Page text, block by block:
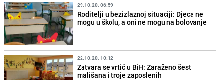
29.10.20. 06:59
Roditelji u bezizlaznoj situaciji: Djeca ne
mogu u školu, a oni ne mogu na bolovanje
22.10.20. 10:12
Zatvara se vrtić u BiH: Zaraženo šest
mališana i troje zaposlenih